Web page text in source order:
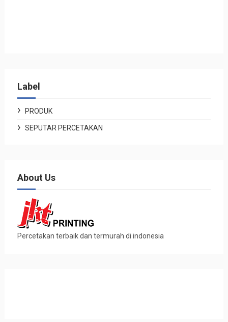
Label
PRODUK
SEPUTAR PERCETAKAN
About Us
Percetakan terbaik dan termurah di indonesia